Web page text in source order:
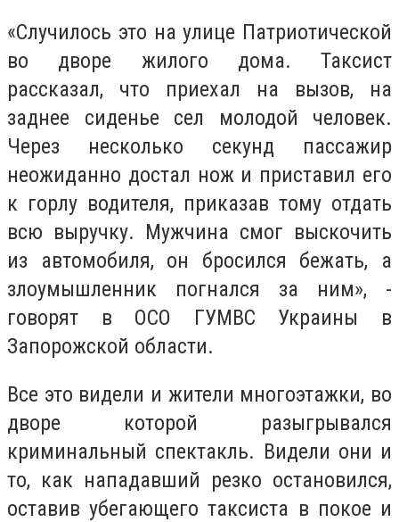
«Случилось это на улице Патриотической
во дворе жилого дома. Таксист
рассказал, что приехал на вызов, на
заднее сиденье сел молодой человек.
Через несколько секунд пассажир
неожиданно достал нож и приставил его
к горлу водителя, приказав тому отдать
всю выручку. Мужчина смог выскочить
из автомобиля, он бросился бежать, а
злоумышленник погнался за ним», -
говорят в ОСО ГУМВС Украины в
Запорожской области.
Все это видели и жители многоэтажки, во
дворе которой разыгрывался
криминальный спектакль. Видели они и
то, как нападавший резко остановился,
оставив убегающего таксиста в покое и